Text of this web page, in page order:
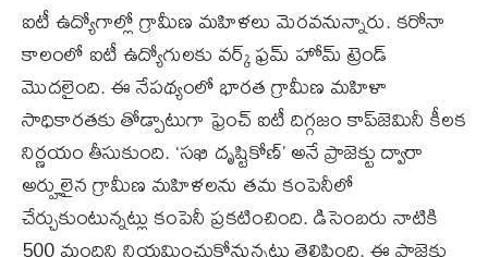
ఐటీ ఉద్యోగాల్లో గ్రామీణ మహిళలు మెరవనున్నారు. కరోనా
కాలంలో ఐటీ ఉద్యోగులకు వర్క్‌ ఫ్రమ్‌ హోమ్ ట్రెండ్‌
మొదలైంది. ఈ నేపథ్యంలో భారత గ్రామీణ మహిళా
సాధికారతకు తోడ్పాటుగా ఫ్రెంచ్‌ ఐటీ దిగ్గజం కాప్‌జెమినీ కీలక
నిర్ణయం తీసుకుంది. ‘సఖి దృష్టికోణ్‌’ అనే ప్రాజెక్టు ద్వారా
అర్హులైన గ్రామీణ మహిళలను తమ కంపెనీలో
చేర్చుకుంటున్నట్లు కంపెనీ ప్రకటించింది. డిసెంబరు నాటికి